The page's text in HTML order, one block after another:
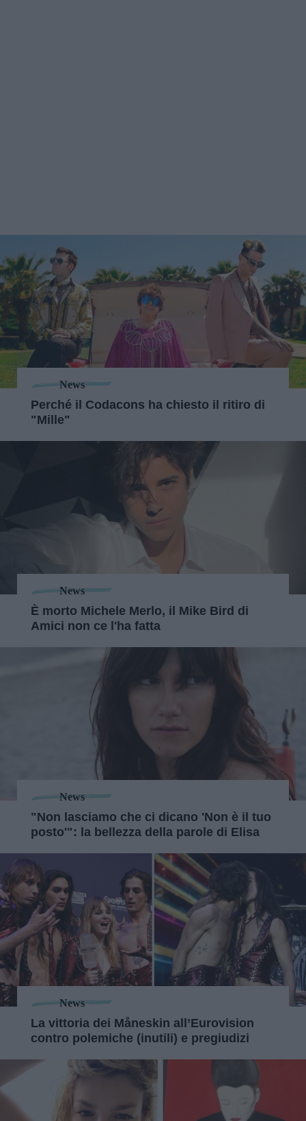
News
Perché il Codacons ha chiesto il ritiro di
"Mille"
News
È morto Michele Merlo, il Mike Bird di
Amici non ce l'ha fatta
News
"Non lasciamo che ci dicano 'Non è il tuo
posto'": la bellezza della parole di Elisa
News
La vittoria dei Måneskin all’Eurovision
contro polemiche (inutili) e pregiudizi